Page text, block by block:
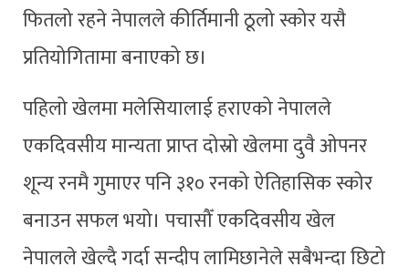
फितलो रहने नेपालले कीर्तिमानी ठूलो स्कोर यसै
प्रतियोगितामा बनाएको छ।
पहिलो खेलमा मलेसियालाई हराएको नेपालले
एकदिवसीय मान्यता प्राप्त दोस्रो खेलमा दुवै ओपनर
शून्य रनमै गुमाएर पनि ३१० रनको ऐतिहासिक स्कोर
बनाउन सफल भयो। पचासौँ एकदिवसीय खेल
नेपालले खेल्दै गर्दा सन्दीप लामिछानेले सबैभन्दा छिटो